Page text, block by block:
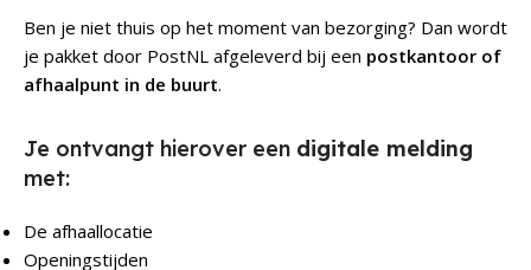
Ben je niet thuis op het moment van bezorging? Dan wordt
je pakket door PostNL afgeleverd bij een postkantoor of
afhaalpunt in de buurt.
Je ontvangt hierover een digitale melding
met:
De afhaallocatie
Openingstijden